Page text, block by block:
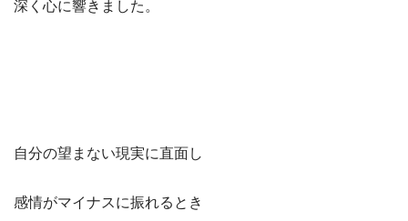
深く心に響きました。
自分の望まない現実に直面し
感情がマイナスに振れるとき